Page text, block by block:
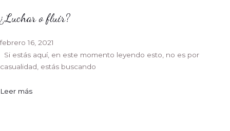
¿Luchar o fluir?
febrero 16, 2021
Si estás aquí, en este momento leyendo esto, no es por
casualidad, estás buscando
Leer más